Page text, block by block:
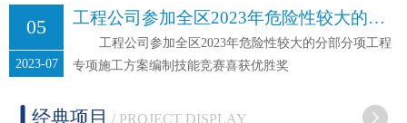
05
2023-07
工程公司参加全区2023年危险性较大的分部分项工程专项施工方案编制技能竞赛喜获优胜奖
工程公司参加全区2023年危险性较大的分部分项工程
专项施工方案编制技能竞赛喜获优胜奖
经典项目 / PROJECT DISPLAY